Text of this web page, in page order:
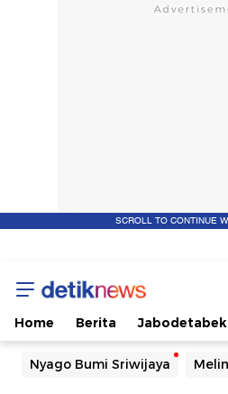
SCROLL TO CONTINUE
Home Berita Jabodetabek
Nyago Bumi Sriwijaya